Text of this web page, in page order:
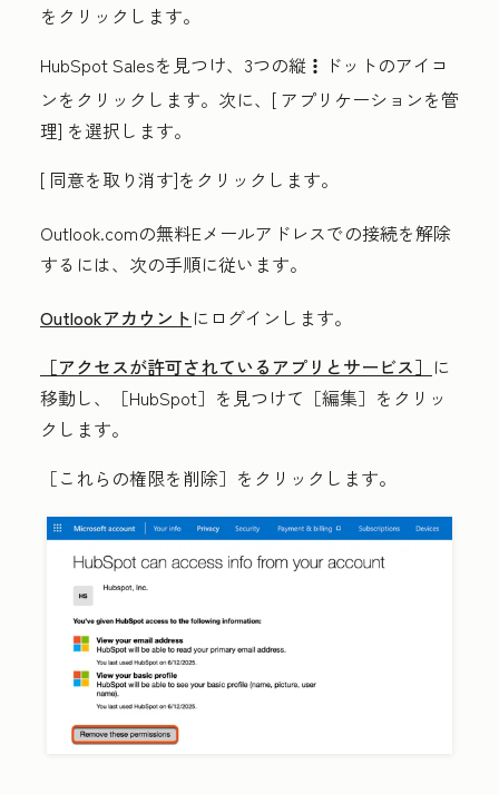
をクリックします。
HubSpot Salesを見つけ、 3つの縦 verticalMenu
ドットのアイコ
ンをクリックします。次に、[ アプリケーションを管
理] を選択します。
[ 同意を取り消す]をクリックします。
Outlook.comの無料Eメールアドレスでの接続を解除
するには、次の手順に従います。
Outlookアカウント にログインします。
［アクセスが許可されているアプリとサービス］ に
移動し、［HubSpot］を見つけて ［編集］をクリッ
クします。
［これらの権限を削除］をクリックします。